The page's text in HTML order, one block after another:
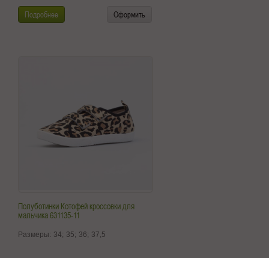
Подробнее Оформить
Полуботинки Котофей кроссовки для
мальчика 631135-11
Размеры: 34; 35; 36; 37,5